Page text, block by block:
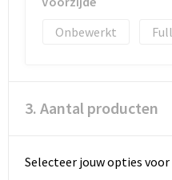
Onbewerkt
3. Aantal producten
Selecteer jouw opties voor